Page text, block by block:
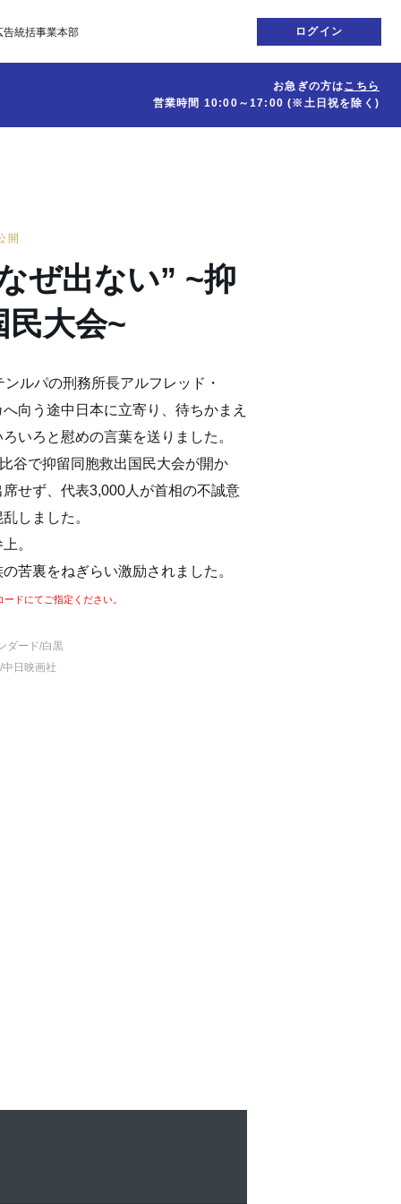
告統括事業本部 ログイン
お急ぎの方はこちら
営業時間 10:00～17:00(※土日祝を除く)
開
ぜ出ない” ~抑
民大会~
ルパの刑務所長アルフレッド・
向う途中日本に立寄り、待ちかまえ
いろと慰めの言葉を送りました。
谷で抑留同胞救出国民大会が開か
せず、代表3,000人が首相の不誠意
しました。
。
苦裏をねぎらい激励されました。
ドにてご指定ください。
ダード/白黒
日映画社